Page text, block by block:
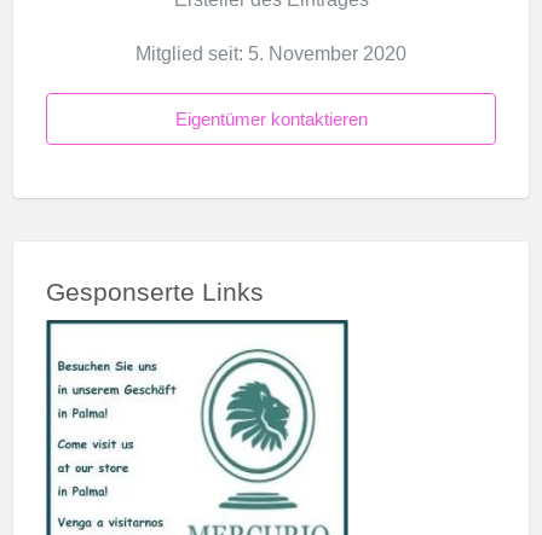
Mitglied seit: 5. November 2020
Eigentümer kontaktieren
Gesponserte Links